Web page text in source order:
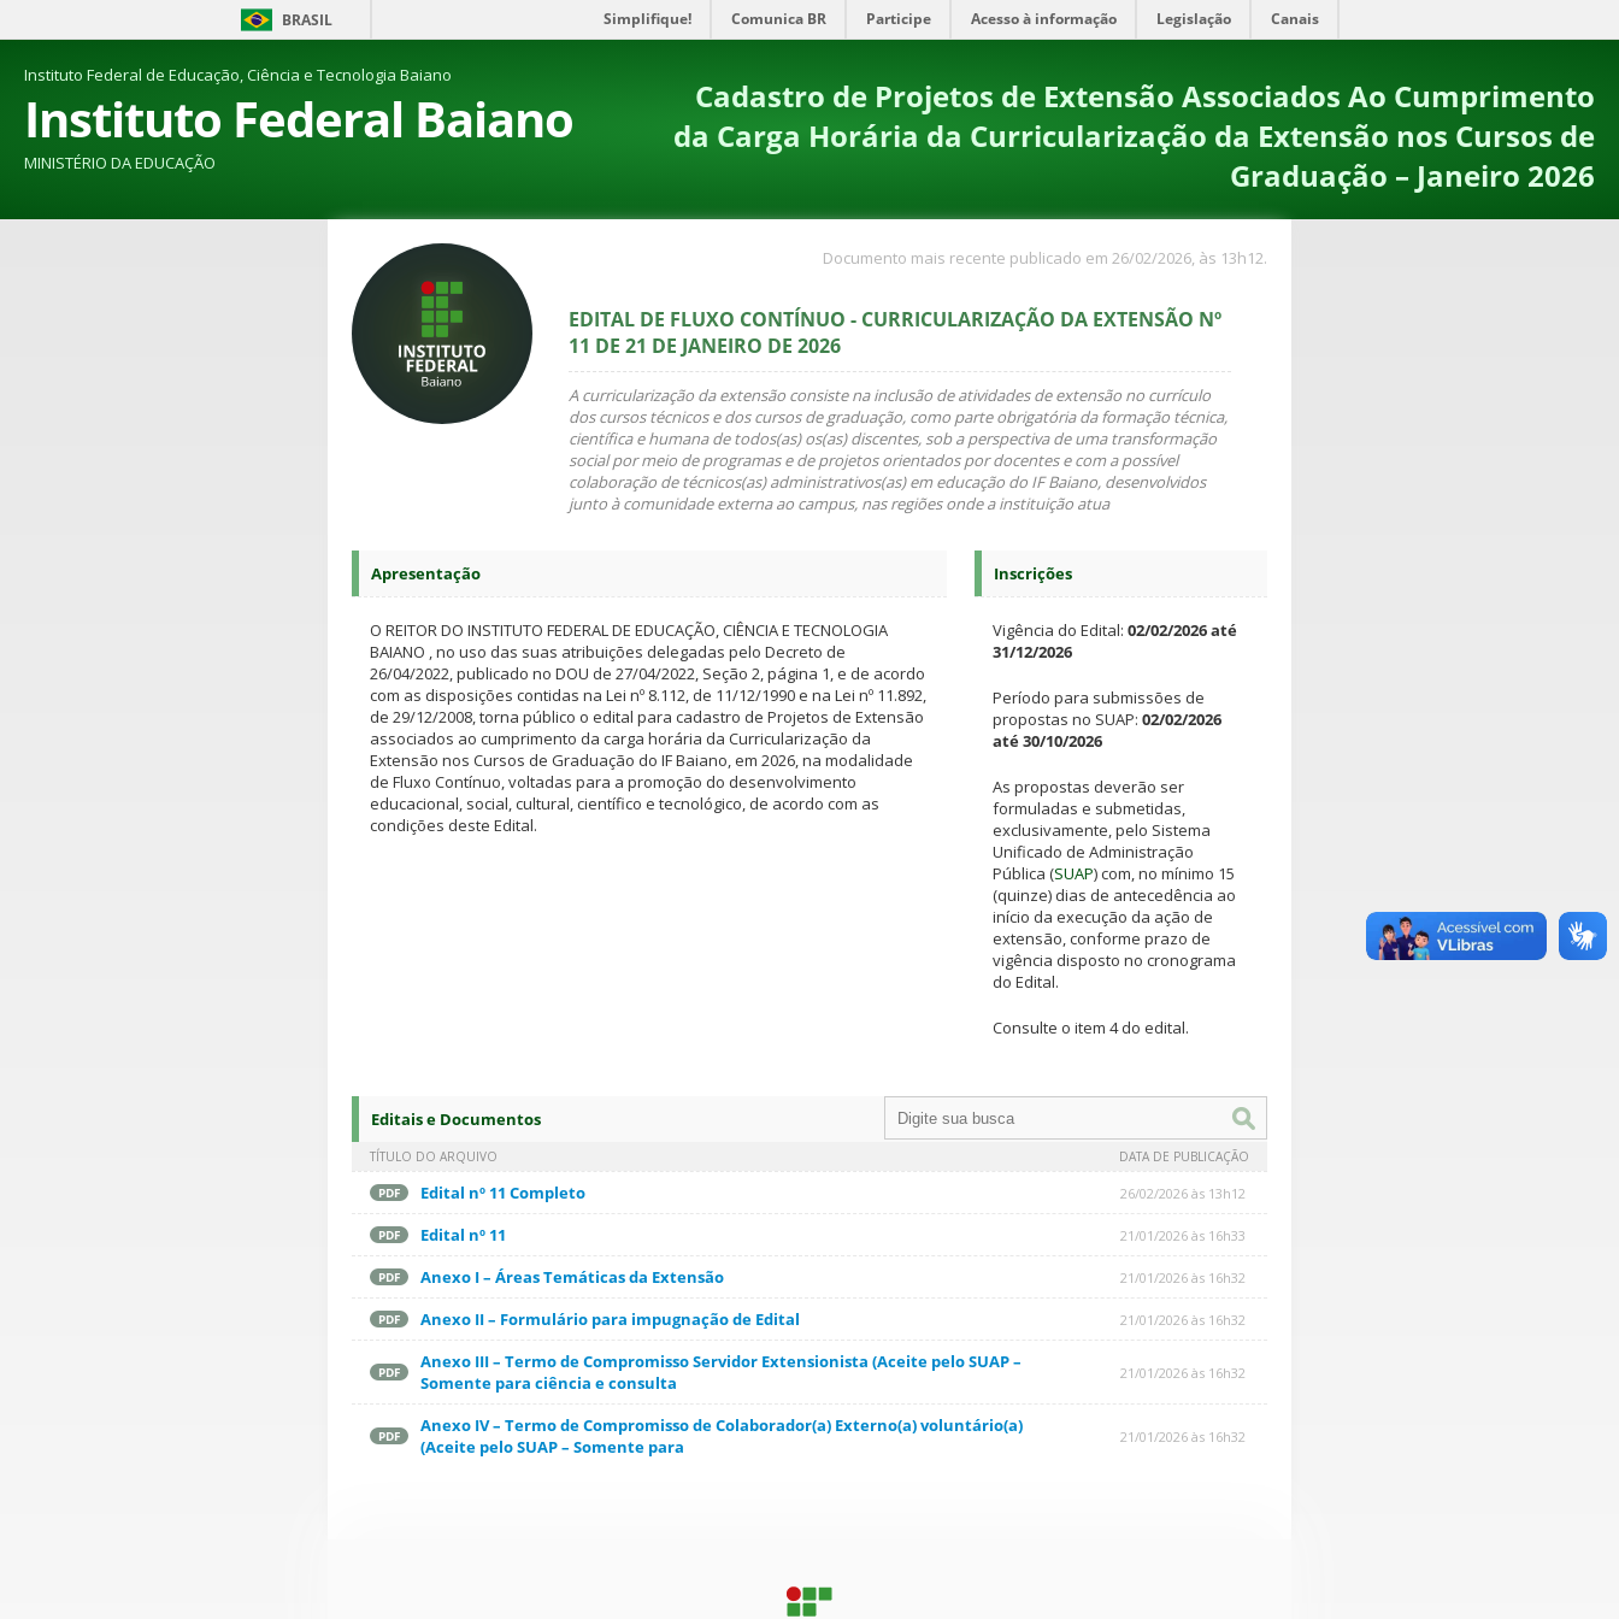
BRASIL Simplifique! Comunica BR Participe Acesso à informação Legislação Canais
Instituto Federal de Educação, Ciência e Tecnologia Baiano
Instituto Federal Baiano
MINISTÉRIO DA EDUCAÇÃO
Cadastro de Projetos de Extensão Associados Ao Cumprimento
da Carga Horária da Curricularização da Extensão nos Cursos de
Graduação – Janeiro 2026
Documento mais recente publicado em 26/02/2026, às 13h12.
EDITAL DE FLUXO CONTÍNUO - CURRICULARIZAÇÃO DA EXTENSÃO Nº
11 DE 21 DE JANEIRO DE 2026
A curricularização da extensão consiste na inclusão de atividades de extensão no currículo
dos cursos técnicos e dos cursos de graduação, como parte obrigatória da formação técnica,
científica e humana de todos(as) os(as) discentes, sob a perspectiva de uma transformação
social por meio de programas e de projetos orientados por docentes e com a possível
colaboração de técnicos(as) administrativos(as) em educação do IF Baiano, desenvolvidos
junto à comunidade externa ao campus, nas regiões onde a instituição atua
Apresentação
O REITOR DO INSTITUTO FEDERAL DE EDUCAÇÃO, CIÊNCIA E TECNOLOGIA
BAIANO , no uso das suas atribuições delegadas pelo Decreto de
26/04/2022, publicado no DOU de 27/04/2022, Seção 2, página 1, e de acordo
com as disposições contidas na Lei nº 8.112, de 11/12/1990 e na Lei nº 11.892,
de 29/12/2008, torna público o edital para cadastro de Projetos de Extensão
associados ao cumprimento da carga horária da Curricularização da
Extensão nos Cursos de Graduação do IF Baiano, em 2026, na modalidade
de Fluxo Contínuo, voltadas para a promoção do desenvolvimento
educacional, social, cultural, científico e tecnológico, de acordo com as
condições deste Edital.
Inscrições
Vigência do Edital: 02/02/2026 até
31/12/2026
Período para submissões de
propostas no SUAP: 02/02/2026
até 30/10/2026
As propostas deverão ser
formuladas e submetidas,
exclusivamente, pelo Sistema
Unificado de Administração
Pública (SUAP) com, no mínimo 15
(quinze) dias de antecedência ao
início da execução da ação de
extensão, conforme prazo de
vigência disposto no cronograma
do Edital.
Consulte o item 4 do edital.
Editais e Documentos
TÍTULO DO ARQUIVO DATA DE PUBLICAÇÃO
PDF Edital nº 11 Completo 26/02/2026 às 13h12
PDF Edital nº 11 21/01/2026 às 16h33
PDF Anexo I – Áreas Temáticas da Extensão 21/01/2026 às 16h32
PDF Anexo II – Formulário para impugnação de Edital 21/01/2026 às 16h32
PDF
Anexo III – Termo de Compromisso Servidor Extensionista (Aceite pelo SUAP –
Somente para ciência e consulta
21/01/2026 às 16h32
PDF
Anexo IV – Termo de Compromisso de Colaborador(a) Externo(a) voluntário(a)
(Aceite pelo SUAP – Somente para
21/01/2026 às 16h32